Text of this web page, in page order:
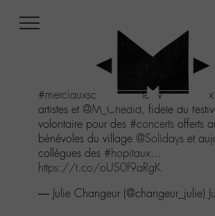
menu
Aller
contenu
Aller
#merciauxsoignantsdites vous.
artistes et @M_Chedid, fidèle du
volontaire pour des #concerts offerts
bénévoles du village @Solidays et
collègues des #hopitaux...
https://t.co/oUS0f9aRgK
— Julie Changeur (@changeur_julie)